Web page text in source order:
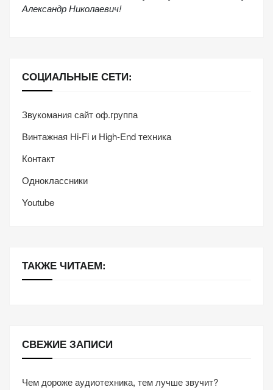
Александр Николаевич!
СОЦИАЛЬНЫЕ СЕТИ:
Звукомания сайт оф.группа
Винтажная Hi-Fi и High-End техника
Контакт
Одноклассники
Youtube
ТАКЖЕ ЧИТАЕМ:
СВЕЖИЕ ЗАПИСИ
Чем дороже аудиотехника, тем лучше звучит?